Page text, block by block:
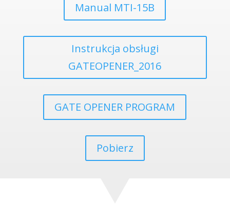
Manual MTI-15B
Instrukcja obsługi
GATEOPENER_2016
GATE OPENER PROGRAM
Pobierz